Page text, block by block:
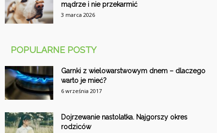
mądrze i nie przekarmić
3 marca 2026
POPULARNE POSTY
Garnki z wielowarstwowym dnem – dlaczego
warto je mieć?
6 września 2017
Dojrzewanie nastolatka. Najgorszy okres
rodziców